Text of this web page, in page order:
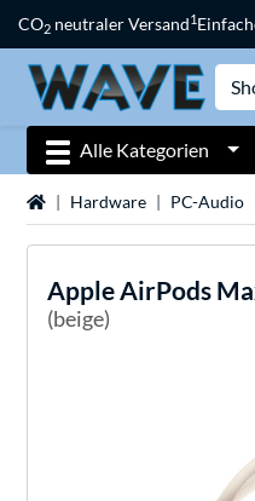
CO2 neutraler Versand1
Alle Kategorien
StartseiteHardware PC-Audio
AppleAirPods
(beige)